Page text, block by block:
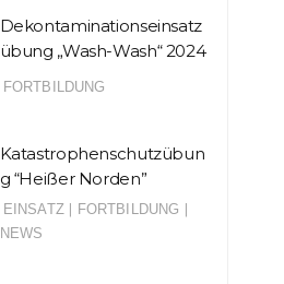
Dekontaminationseinsatz
übung „Wash-Wash“ 2024
FORTBILDUNG
Katastrophenschutzübun
g “Heißer Norden”
EINSATZ FORTBILDUNG
NEWS